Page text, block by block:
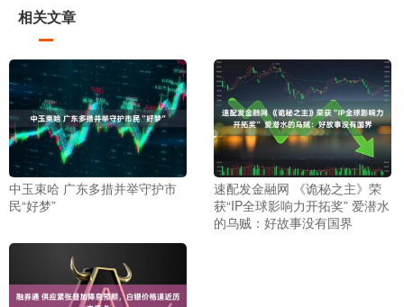
相关文章
中玉束哈 广东多措并举守护市
民“好梦”
速配发金融网 《诡秘之主》荣
获“IP全球影响力开拓奖” 爱潜水
的乌贼：好故事没有国界